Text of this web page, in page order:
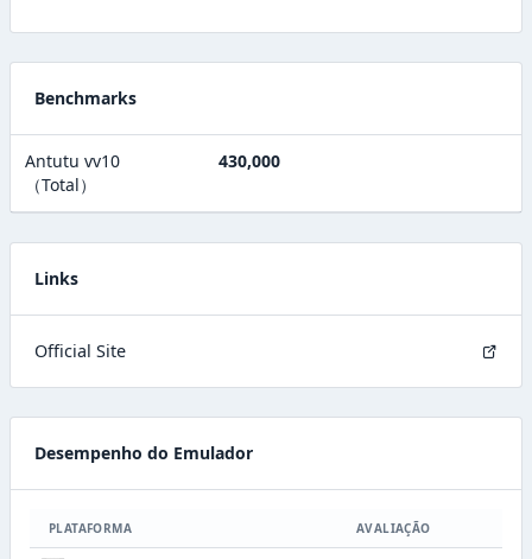
Benchmarks
Antutu vv10
（Total）
430,000
Links
Official Site
Desempenho do Emulador
PLATAFORMA AVALIAÇÃO